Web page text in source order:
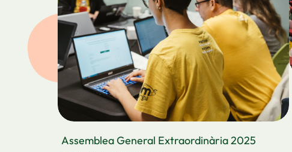
Assemblea General Extraordinària 2025